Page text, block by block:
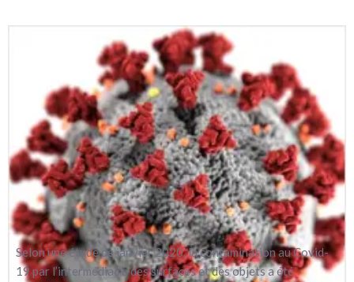
Selon une étude de janvier 2020, la contamination au Covid-
19 par l’intermédiaire des surfaces et des objets a été